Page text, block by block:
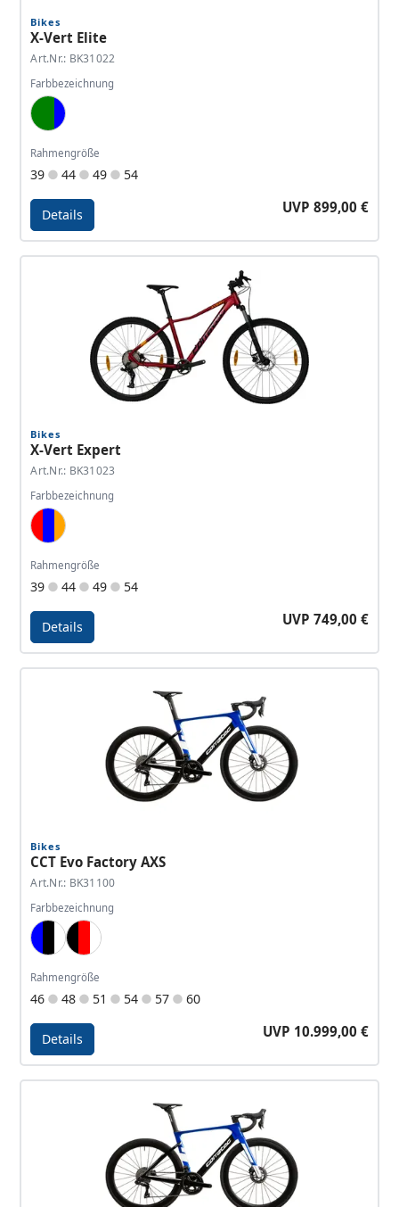
Bikes
X-Vert Elite
Art.Nr.: BK31022
Farbbezeichnung
Jungle Green, Tactic Green, Dark Blue
Rahmengröße
39 44 49 54
Details UVP 899,00 €
Bikes
X-Vert Expert
Art.Nr.: BK31023
Farbbezeichnung
Red, Dark Blue, Orange
Rahmengröße
39 44 49 54
Details UVP 749,00 €
Bikes
CCT Evo Factory AXS
Art.Nr.: BK31100
Farbbezeichnung
Blue, Black, White
Black, Red, White
Rahmengröße
46 48 51 54 57 60
Details UVP 10.999,00 €